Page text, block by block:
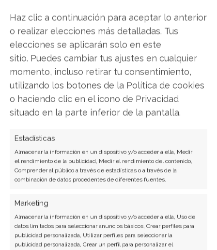
Haz clic a continuación para aceptar lo anterior
o realizar elecciones más detalladas. Tus
elecciones se aplicarán solo en este
sitio. Puedes cambiar tus ajustes en cualquier
momento, incluso retirar tu consentimiento,
utilizando los botones de la Política de cookies
o haciendo clic en el icono de Privacidad
situado en la parte inferior de la pantalla.
Estadísticas
Almacenar la información en un dispositivo y/o acceder a ella, Medir
el rendimiento de la publicidad, Medir el rendimiento del contenido,
Comprender al público a través de estadísticas o a través de la
combinación de datos procedentes de diferentes fuentes.
Marketing
Almacenar la información en un dispositivo y/o acceder a ella, Uso de
datos limitados para seleccionar anuncios básicos, Crear perfiles para
publicidad personalizada, Utilizar perfiles para seleccionar la
publicidad personalizada, Crear un perfil para personalizar el
Compartir este artículo
Twitter
Facebook
LinkedIn
Miguel Ángel Torres Díaz
Periodista de tecnología especializado en